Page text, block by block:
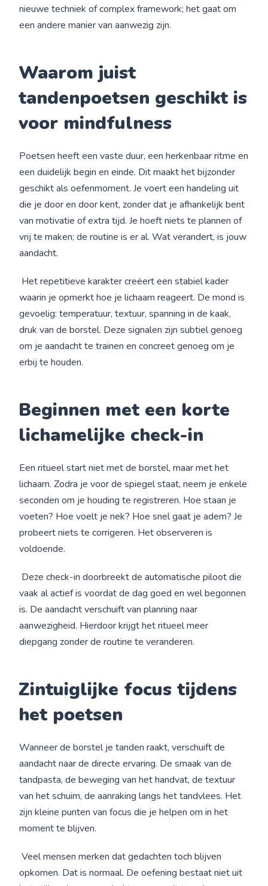
nieuwe techniek of complex framework; het gaat om
een andere manier van aanwezig zijn.
Waarom juist
tandenpoetsen geschikt is
voor mindfulness
Poetsen heeft een vaste duur, een herkenbaar ritme en
een duidelijk begin en einde. Dit maakt het bijzonder
geschikt als oefenmoment. Je voert een handeling uit
die je door en door kent, zonder dat je afhankelijk bent
van motivatie of extra tijd. Je hoeft niets te plannen of
vrij te maken; de routine is er al. Wat verandert, is jouw
aandacht.
Het repetitieve karakter creëert een stabiel kader
waarin je opmerkt hoe je lichaam reageert. De mond is
gevoelig: temperatuur, textuur, spanning in de kaak,
druk van de borstel. Deze signalen zijn subtiel genoeg
om je aandacht te trainen en concreet genoeg om je
erbij te houden.
Beginnen met een korte
lichamelijke check-in
Een ritueel start niet met de borstel, maar met het
lichaam. Zodra je voor de spiegel staat, neem je enkele
seconden om je houding te registreren. Hoe staan je
voeten? Hoe voelt je nek? Hoe snel gaat je adem? Je
probeert niets te corrigeren. Het observeren is
voldoende.
Deze check-in doorbreekt de automatische piloot die
vaak al actief is voordat de dag goed en wel begonnen
is. De aandacht verschuift van planning naar
aanwezigheid. Hierdoor krijgt het ritueel meer
diepgang zonder de routine te veranderen.
Zintuiglijke focus tijdens
het poetsen
Wanneer de borstel je tanden raakt, verschuift de
aandacht naar de directe ervaring. De smaak van de
tandpasta, de beweging van het handvat, de textuur
van het schuim, de aanraking langs het tandvlees. Het
zijn kleine punten van focus die je helpen om in het
moment te blijven.
Veel mensen merken dat gedachten toch blijven
opkomen. Dat is normaal. De oefening bestaat niet uit